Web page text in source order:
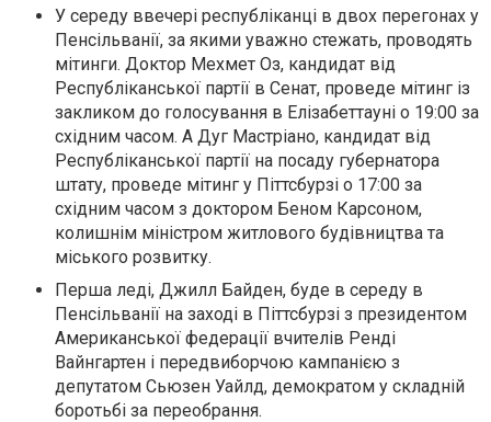
У середу ввечері республіканці в двох перегонах у
Пенсільванії, за якими уважно стежать, проводять
мітинги. Доктор Мехмет Оз, кандидат від
Республіканської партії в Сенат, проведе мітинг із
закликом до голосування в Елізабеттауні о 19:00 за
східним часом. А Дуг Мастріано, кандидат від
Республіканської партії на посаду губернатора
штату, проведе мітинг у Піттсбурзі о 17:00 за
східним часом з доктором Беном Карсоном,
колишнім міністром житлового будівництва та
міського розвитку.
Перша леді, Джилл Байден, буде в середу в
Пенсільванії на заході в Піттсбурзі з президентом
Американської федерації вчителів Ренді
Вайнгартен і передвиборчою кампанією з
депутатом Сьюзен Уайлд, демократом у складній
боротьбі за переобрання.